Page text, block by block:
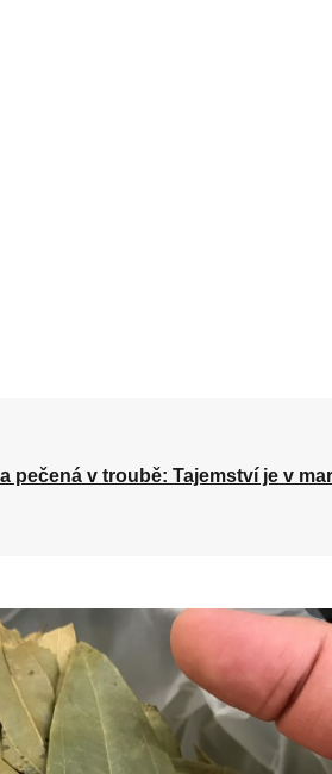
pečená v troubě: Tajemství je v